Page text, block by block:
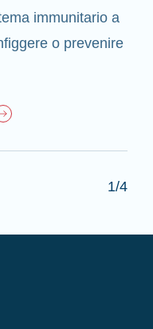
immunitario a
o prevenire
1/4